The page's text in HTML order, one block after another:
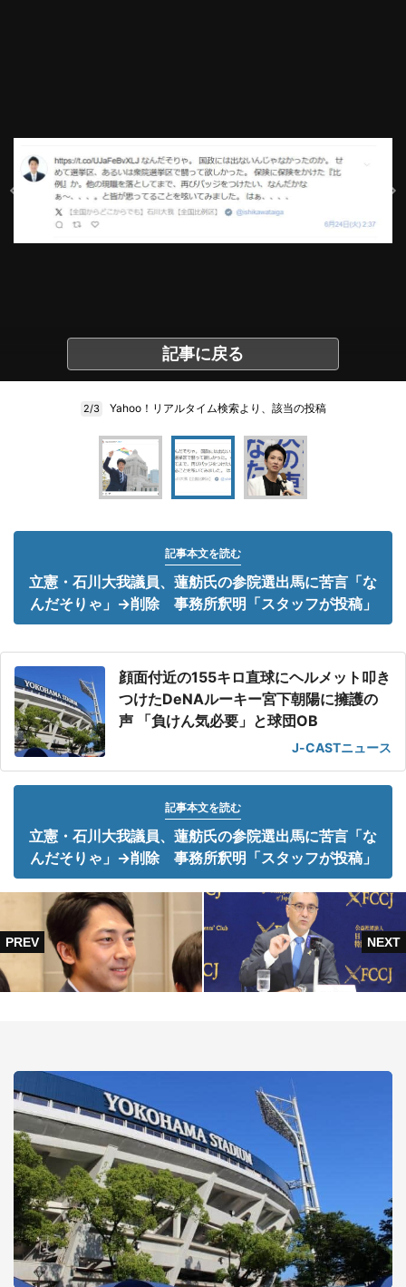
記事に戻る
2/3 Yahoo！リアルタイム検索より、該当の投稿
記事本文を読む
立憲・石川大我議員、蓮舫氏の参院選出馬に苦言「な
んだそりゃ」→削除 事務所釈明「スタッフが投稿」
顔面付近の155キロ直球にヘルメット叩き
つけたDeNAルーキー宮下朝陽に擁護の
声 「負けん気必要」と球団OB
J-CASTニュース
記事本文を読む
立憲・石川大我議員、蓮舫氏の参院選出馬に苦言「な
んだそりゃ」→削除 事務所釈明「スタッフが投稿」